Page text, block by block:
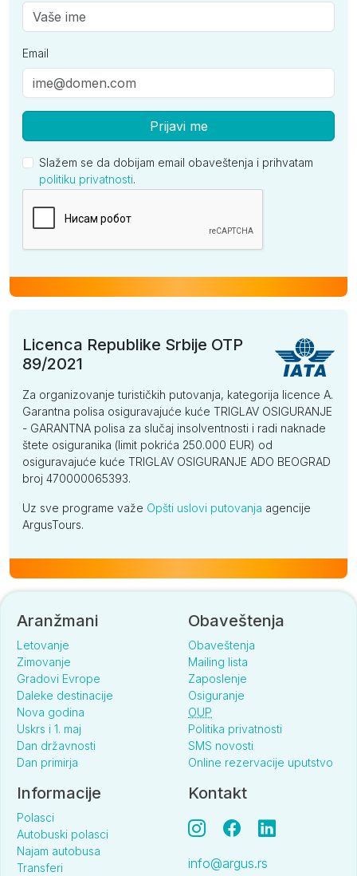
Email
Prijavi me
Slažem se da dobijam email obaveštenja i prihvatam
politiku privatnosti.
Licenca Republike Srbije OTP
89/2021
Za organizovanje turističkih putovanja, kategorija licence A.
Garantna polisa osiguravajuće kuće TRIGLAV OSIGURANJE
- GARANTNA polisa za slučaj insolventnosti i radi naknade
štete osiguranika (limit pokrića 250.000 EUR) od
osiguravajuće kuće TRIGLAV OSIGURANJE ADO BEOGRAD
broj 470000065393.
Uz sve programe važe Opšti uslovi putovanja agencije
ArgusTours.
Aranžmani
Letovanje
Zimovanje
Gradovi Evrope
Daleke destinacije
Nova godina
Uskrs i 1. maj
Dan državnosti
Dan primirja
Obaveštenja
Obaveštenja
Mailing lista
Zaposlenje
Osiguranje
OUP
Politika privatnosti
SMS novosti
Online rezervacije uputstvo
Informacije
Polasci
Autobuski polasci
Najam autobusa
Transferi
Kontakt
info@argus.rs